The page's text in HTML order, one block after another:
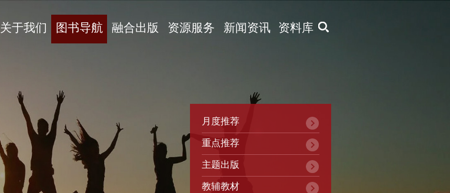
X
关于我们 图书导航 融合出版 资源服务 新闻资讯 资料库
月度推荐
重点推荐
主题出版
教辅教材